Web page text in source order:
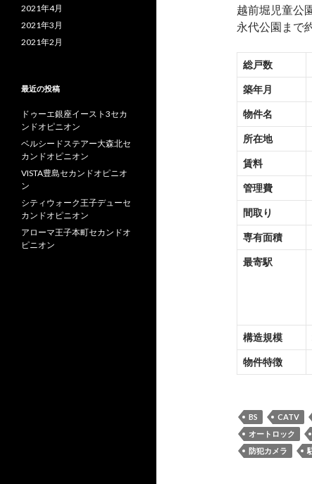
越前堀児童公
永代公園まで
総戸数
築年月
物件名
所在地
賃料
管理費
間取り
専有面積
最寄駅
構造規模
物件特徴
BS CATV
オートロック
防犯カメラ
2021年4月
2021年3月
2021年2月
最近の投稿
ドゥーエ銀座イースト3セカ
ンドオピニオン
ベルシードステアー大森北セ
カンドオピニオン
VISTA豊島セカンドオピニオ
ン
シティウォーク王子デューセ
カンドオピニオン
アローマ王子本町セカンドオ
ピニオン